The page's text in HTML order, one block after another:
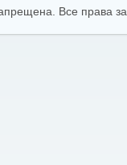
Все права